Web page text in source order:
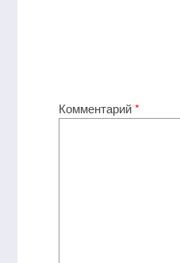
Комментарий*